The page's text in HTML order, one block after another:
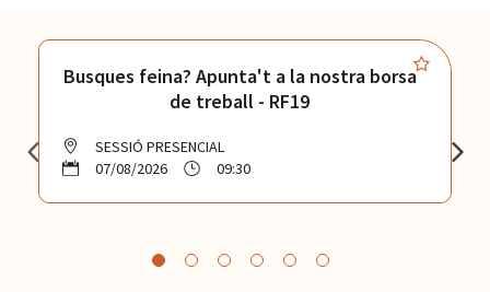
Busques feina? Apunta't a la nostra borsa
de treball - RF19
SESSIÓ PRESENCIAL
07/08/2026
09:30